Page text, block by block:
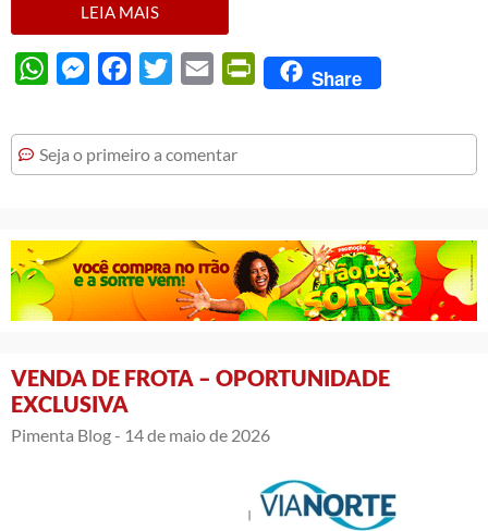
LEIA MAIS
WhatsAppMessengerFacebook
Twitter Email PrintFriendly
Share
Seja o primeiro a comentar
VENDA DE FROTA – OPORTUNIDADE
EXCLUSIVA
Pimenta Blog - 14 de maio de 2026